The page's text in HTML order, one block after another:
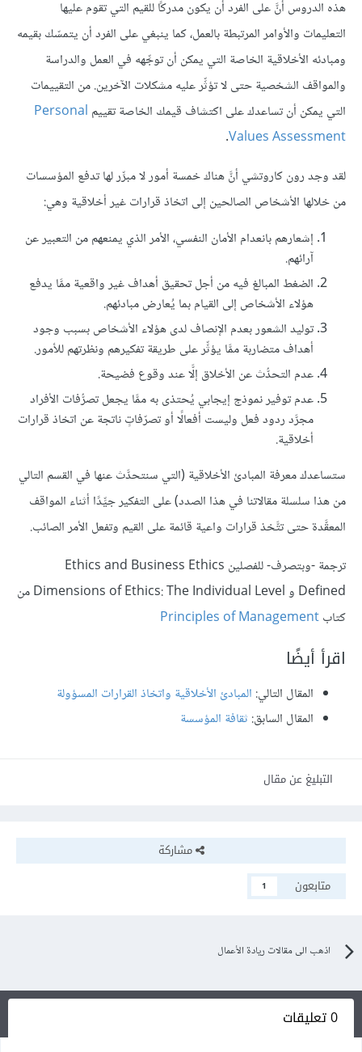
هذه الدروس أنَّ على الفرد أن يكون مدركًا للقيم التي تقوم عليها
التعليمات والأوامر المرتبطة بالعمل، كما ينبغي على الفرد أن يتمسّك بقيمه
ومبادئه الأخلاقية الخاصة التي يمكن أن توجِّهه في العمل والدراسة
والمواقف الشخصية حتى لا تؤثِّر عليه مشكلات الآخرين. من التقييمات
التي يمكن أن تساعدك على اكتشاف قيمك الخاصة تقييم Personal
Values Assessment
.
لقد وجد رون كاروتشي أنَّ هناك خمسة أمور لا مبرِّر لها تدفع المؤسسات
من خلالها الأشخاص الصالحين إلى اتخاذ قرارات غير أخلاقية وهي:
إشعارهم بانعدام الأمان النفسي، الأمر الذي يمنعهم من التعبير عن
آرائهم.
الضغط المبالغ فيه من أجل تحقيق أهداف غير واقعية ممَّا يدفع
هؤلاء الأشخاص إلى القيام بما يُعارض مبادئهم.
توليد الشعور بعدم الإنصاف لدى هؤلاء الأشخاص بسبب وجود
أهداف متضاربة ممَّا يؤثِّر على طريقة تفكيرهم ونظرتهم للأمور.
عدم التحدُّث عن الأخلاق إلَّا عند وقوع فضيحة.
عدم توفير نموذج إيجابي يُحتذى به ممَّا يجعل تصرُّفات الأفراد
مجرَّد ردود فعل وليست أفعالًا أو تصرّفاتٍ ناتجة عن اتخاذ قرارات
أخلاقية.
ستساعدك معرفة المبادئ الأخلاقية (التي سنتحدَّث عنها في القسم التالي
من هذا سلسلة مقالاتنا في هذا الصدد) على التفكير جيِّدًا أثناء المواقف
المعقَّدة حتى تتَّخذ قرارات واعية قائمة على القيم وتفعل الأمر الصائب.
ترجمة -وبتصرف- للفصلين Ethics and Business Ethics
Defined و Dimensions of Ethics: The Individual Level من
كتابPrinciples of Management
اقرأ أيضًا
المقال التالي: المبادئ الأخلاقية واتخاذ القرارات المسؤولة
المقال السابق: ثقافة المؤسسة
التبليغ عن مقال
مشاركة
متابعون
1
اذهب الى مقالات ريادة الأعمال
0 تعليقات